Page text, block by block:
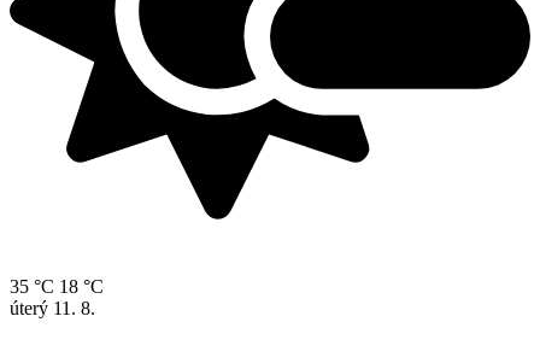
35 °C 18 °C
úterý 11. 8.